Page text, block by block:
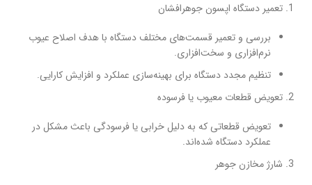
تعمیر دستگاه اپسون جوهرافشان
بررسی و تعمیر قسمت‌های مختلف دستگاه با هدف اصلاح عیوب
نرم‌افزاری و سخت‌افزاری.
تنظیم مجدد دستگاه برای بهینه‌سازی عملکرد و افزایش کارایی.
تعویض قطعات معیوب یا فرسوده
تعویض قطعاتی که به دلیل خرابی یا فرسودگی باعث مشکل در
عملکرد دستگاه شده‌اند.
شارژ مخازن جوهر